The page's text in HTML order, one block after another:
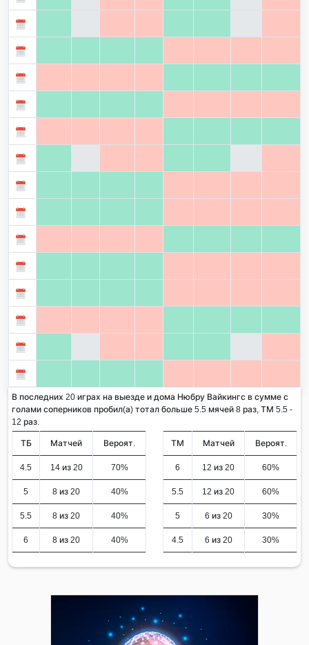
В последних 20 играх на выезде и дома Нюбру Вайкингс в сумме с
голами соперников пробил(а) тотал больше 5.5 мячей 8 раз, ТМ 5.5 -
12 раз.
ТБ Матчей Вероят.
4.5 14 из 20 70%
5 8 из 20 40%
5.5 8 из 20 40%
6 8 из 20 40%
ТМ Матчей Вероят.
6 12 из 20 60%
5.5 12 из 20 60%
5 6 из 20 30%
4.5 6 из 20 30%